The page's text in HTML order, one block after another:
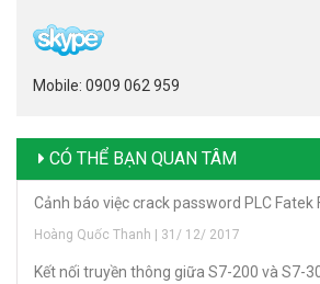
Mobile: 0909 062 959
CÓ THỂ BẠN QUAN TÂM
Cảnh báo việc crack password PLC Fatek
Hoàng Quốc Thanh | 31/ 12/ 2017
Kết nối truyền thông giữa S7-200 và S7-